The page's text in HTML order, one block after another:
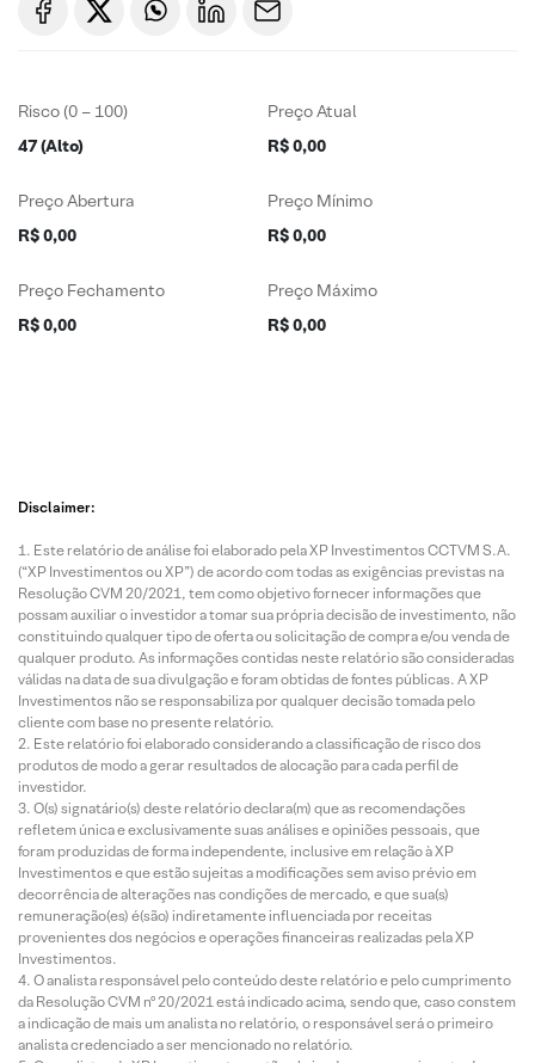
Risco (0 – 100)
47 (Alto)
Preço Atual
R$ 0,00
Preço Abertura
R$ 0,00
Preço Mínimo
R$ 0,00
Preço Fechamento
R$ 0,00
Preço Máximo
R$ 0,00
Disclaimer:
Este relatório de análise foi elaborado pela XP Investimentos CCTVM S.A.
(“XP Investimentos ou XP”) de acordo com todas as exigências previstas na
Resolução CVM 20/2021, tem como objetivo fornecer informações que
possam auxiliar o investidor a tomar sua própria decisão de investimento, não
constituindo qualquer tipo de oferta ou solicitação de compra e/ou venda de
qualquer produto. As informações contidas neste relatório são consideradas
válidas na data de sua divulgação e foram obtidas de fontes públicas. A XP
Investimentos não se responsabiliza por qualquer decisão tomada pelo
cliente com base no presente relatório.
Este relatório foi elaborado considerando a classificação de risco dos
produtos de modo a gerar resultados de alocação para cada perfil de
investidor.
O(s) signatário(s) deste relatório declara(m) que as recomendações
refletem única e exclusivamente suas análises e opiniões pessoais, que
foram produzidas de forma independente, inclusive em relação à XP
Investimentos e que estão sujeitas a modificações sem aviso prévio em
decorrência de alterações nas condições de mercado, e que sua(s)
remuneração(es) é(são) indiretamente influenciada por receitas
provenientes dos negócios e operações financeiras realizadas pela XP
Investimentos.
O analista responsável pelo conteúdo deste relatório e pelo cumprimento
da Resolução CVM nº 20/2021 está indicado acima, sendo que, caso constem
a indicação de mais um analista no relatório, o responsável será o primeiro
analista credenciado a ser mencionado no relatório.